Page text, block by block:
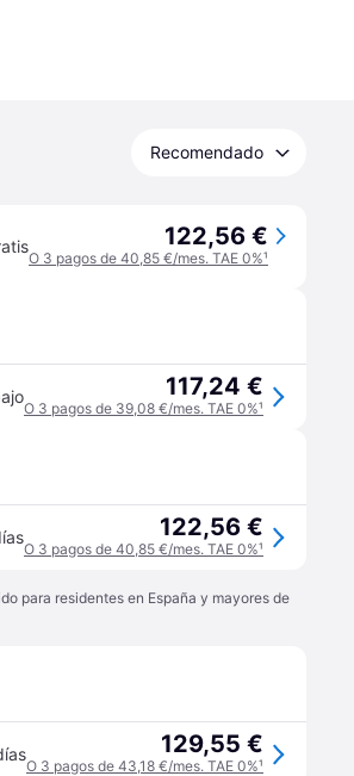
Recomendado
122,56 €
O 3 pagos de 40,85 €/mes. TAE 0%¹
117,24 €
O 3 pagos de 39,08 €/mes. TAE 0%¹
122,56 €
O 3 pagos de 40,85 €/mes. TAE 0%¹
para residentes en España y mayores de
129,55 €
O 3 pagos de 43,18 €/mes. TAE 0%¹